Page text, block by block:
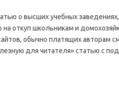
о высших учебных заведениях,
откуп школьникам и
обычно платящих авторам
для читателя» статью с